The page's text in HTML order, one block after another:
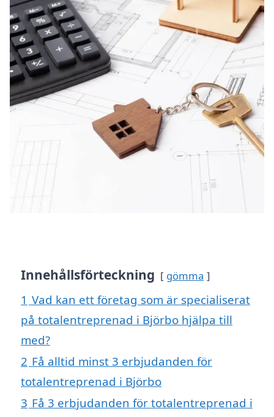
Innehållsförteckning gömma
1 Vad kan ett företag som är specialiserat
på totalentreprenad i Björbo hjälpa till
med?
2 Få alltid minst 3 erbjudanden för
totalentreprenad i Björbo
3 Få 3 erbjudanden för totalentreprenad i